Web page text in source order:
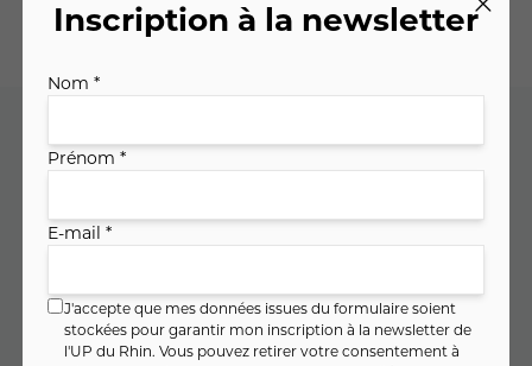
Code cours : 11GU103
soit8,36€ / heure
Inscription à la newsletter
Nom *
Prénom *
E-mail *
J'accepte que mes données issues du formulaire soient
stockées pour garantir mon inscription à la newsletter de
l'UP du Rhin. Vous pouvez retirer votre consentement à